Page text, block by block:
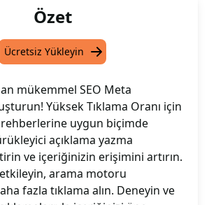
Özet
Ücretsiz Yükleyin
mükemmel SEO Meta
Yüksek Tıklama Oranı için
uygun biçimde
açıklama yazma
ve içeriğinizin erişimini artırın.
arama motoru
fazla tıklama alın. Deneyin ve